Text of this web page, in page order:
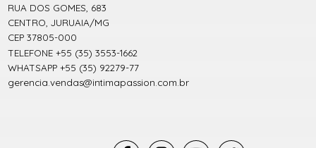
RUA DOS GOMES, 683
CENTRO, JURUAIA/MG
CEP 37805-000
TELEFONE +55 (35) 3553-1662
WHATSAPP +55 (35) 92279-77
gerencia.vendas@intimapassion.com.br